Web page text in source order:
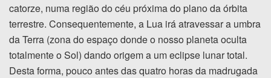
catorze, numa região do céu próxima do plano da órbita
terrestre. Consequentemente, a Lua irá atravessar a umbra
da Terra (zona do espaço donde o nosso planeta oculta
totalmente o Sol) dando origem a um eclipse lunar total.
Desta forma, pouco antes das quatro horas da madrugada